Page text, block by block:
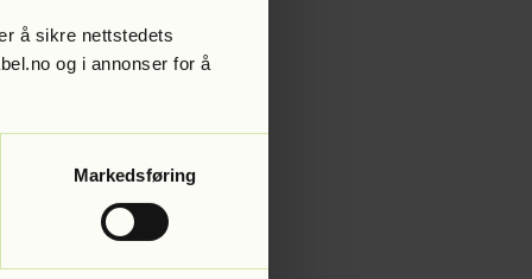
å sikre nettstedets
og i annonser for å
Markedsføring